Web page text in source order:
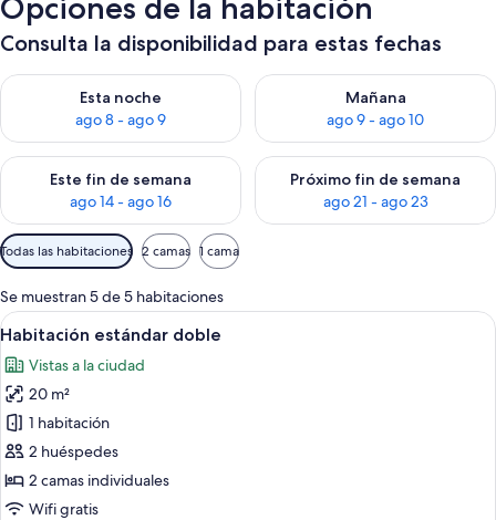
Opciones de la habitación
Consulta la disponibilidad para estas fechas
Esta noche
ago 8 - ago 9
Consulta la disponibilidad para esta noche, ago 8 - ago 9
Mañana
ago 9 - ago 10
Consulta la disponibilidad
Este fin de semana
ago 14 - ago 16
Consulta la disponibilidad para este fin de semana, ago 14 -
Próximo fin de semana
ago 21 - ago 23
Consulta la disponibilidad
Filtros
disponibles
para
las
habitaciones
Todas las habitaciones 2 camas 1 cama
Se muestran 5 de 5 habitaciones
Abrir
todas
las
fotos
de
Habitación
estándar
doble
Una habitación de hotel con dos
12
Habitación estándar doble
Vistas a la ciudad
20 m²
1 habitación
2 huéspedes
2 camas individuales
Wifi gratis